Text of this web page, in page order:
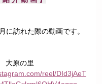
に訪れた際の動画です。
大原の里
reel/DId3jAeT